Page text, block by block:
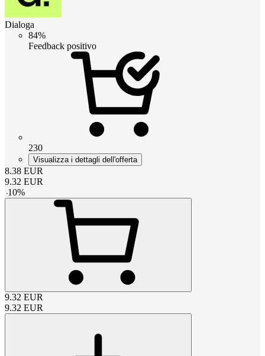
Dialoga
84%
Feedback positivo
230
Visualizza i dettagli dell'offerta
8.38 EUR
9.32 EUR
-10%
9.32 EUR
9.32 EUR